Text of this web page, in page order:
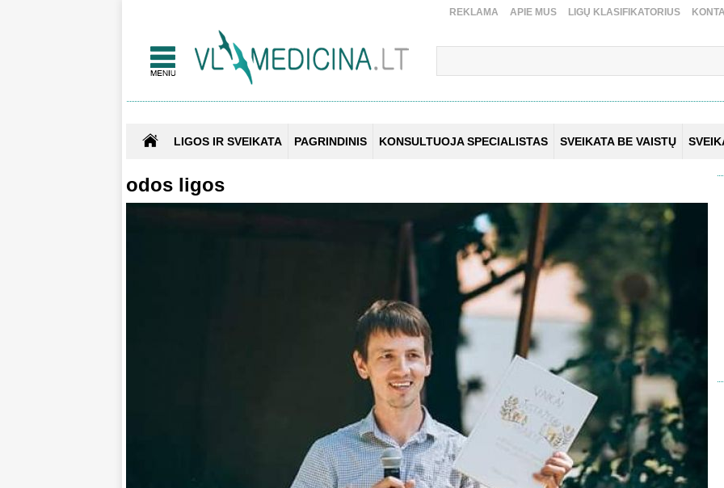
REKLAMA APIE MUS LIGŲ KLASIFIKATORIUS
LIGOS IR SVEIKATA PAGRINDINIS KONSULTUOJA SPECIALISTAS SVEIKATA BE VAISTŲ
odos ligos